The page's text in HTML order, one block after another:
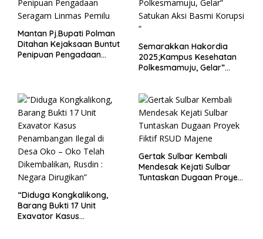
Mantan Pj.Bupati Polman
Ditahan Kejaksaan Buntut
Penipuan Pengadaan
Semarakkan Hakordia
2025;Kampus Kesehatan
Polkesmamuju, Gelar”
“Diduga Kongkalikong,
Barang Bukti 17 Unit
Exavator Kasus
Gertak Sulbar Kembali
Mendesak Kejati Sulbar
Tuntaskan Dugaan Proyek